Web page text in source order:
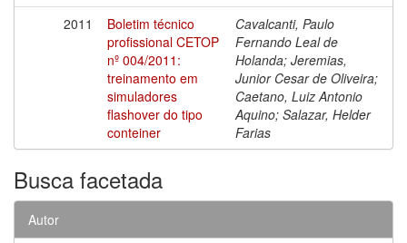
2011
Boletim técnico
profissional CETOP
nº 004/2011:
treinamento em
simuladores
flashover do tipo
conteiner
Cavalcanti, Paulo
Fernando Leal de
Holanda; Jeremias,
Junior Cesar de Oliveira;
Caetano, Luiz Antonio
Aquino; Salazar, Helder
Farias
Busca facetada
Autor